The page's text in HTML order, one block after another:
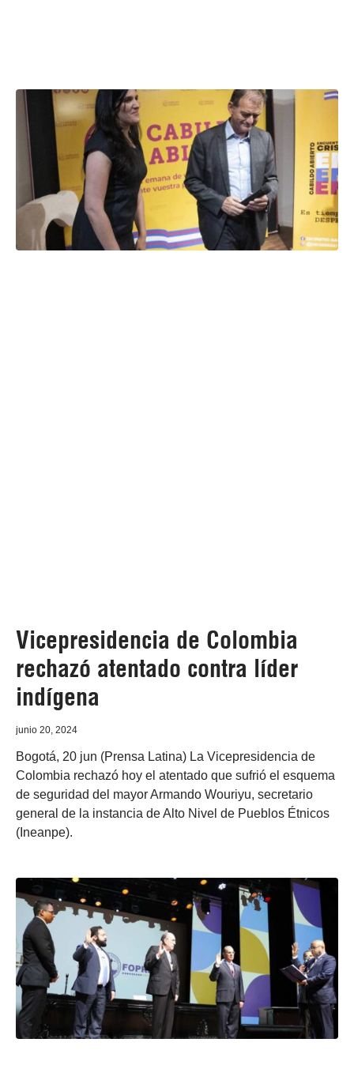
Vicepresidencia de Colombia
rechazó atentado contra líder
indígena
junio 20, 2024
Bogotá, 20 jun (Prensa Latina) La Vicepresidencia de
Colombia rechazó hoy el atentado que sufrió el esquema
de seguridad del mayor Armando Wouriyu, secretario
general de la instancia de Alto Nivel de Pueblos Étnicos
(Ineanpe).